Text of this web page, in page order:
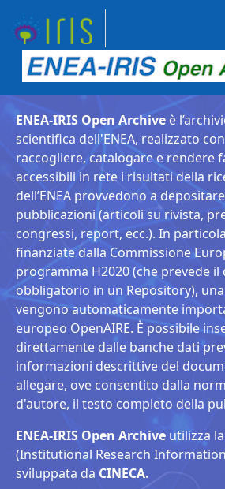
ENEA-IRIS Open Archive è
scientifica dell'ENEA, realizzato
raccogliere, catalogare e rendere
accessibili in rete i risultati della
dell’ENEA provvedono a
pubblicazioni (articoli su rivista,
congressi, report, ecc.). In
finanziate dalla Commissione
programma H2020 (che prevede il
obbligatorio in un Repository),
vengono automaticamente
europeo OpenAIRE. È possibile
direttamente dalle banche dati
informazioni descrittive del
allegare, ove consentito dalla
d'autore, il testo completo della
ENEA-IRIS Open Archive utilizza
(Institutional Research
sviluppata da CINECA.